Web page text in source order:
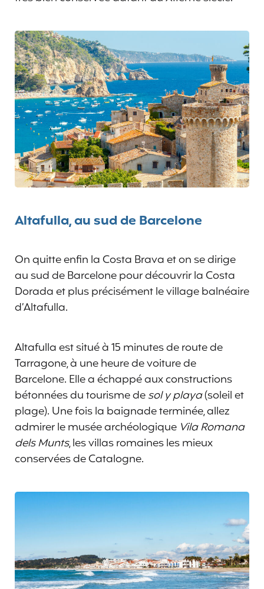
Altafulla, au sud de Barcelone
On quitte enfin la Costa Brava et on se dirige
au sud de Barcelone pour découvrir la Costa
Dorada et plus précisément le village balnéaire
d’Altafulla.
Altafulla est situé à 15 minutes de route de
Tarragone, à une heure de voiture de
Barcelone. Elle a échappé aux constructions
bétonnées du tourisme desol y playa(soleil et
plage). Une fois la baignade terminée, allez
admirer le musée archéologique Vila Romana
dels Munts, les villas romaines les mieux
conservées de Catalogne.